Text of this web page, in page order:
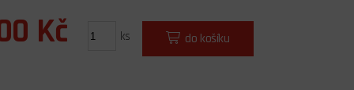
Kč ks do košíku